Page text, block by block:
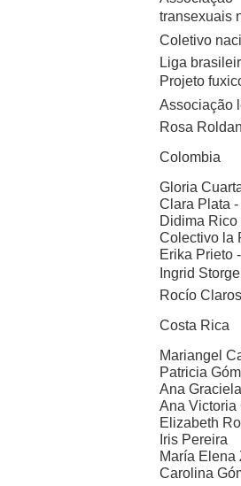
transexuais
Coletivo
Liga
Projeto
Associação
Rosa
Colombia
Gloria
Clara Plata
Didima
Colectivo la
Erika Prieto
Ingrid
Rocío
Costa Rica
Mariangel
Patricia
Ana
Ana Victoria
Elizabeth
Iris Pereira
María Elena
Carolina